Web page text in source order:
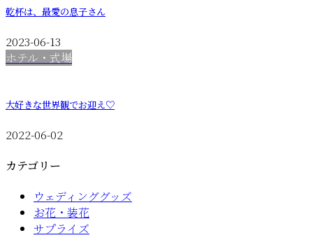
乾杯は、最愛の息子さん
2023-06-13
ホテル・式場
大好きな世界観でお迎え♡
2022-06-02
カテゴリー
ウェディンググッズ
お花・装花
サプライズ